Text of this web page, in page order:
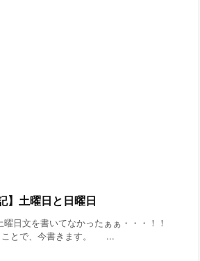
】土曜日と日曜日
文を書いてなかったぁぁ・・・！！
ことで、今書きます。 ...